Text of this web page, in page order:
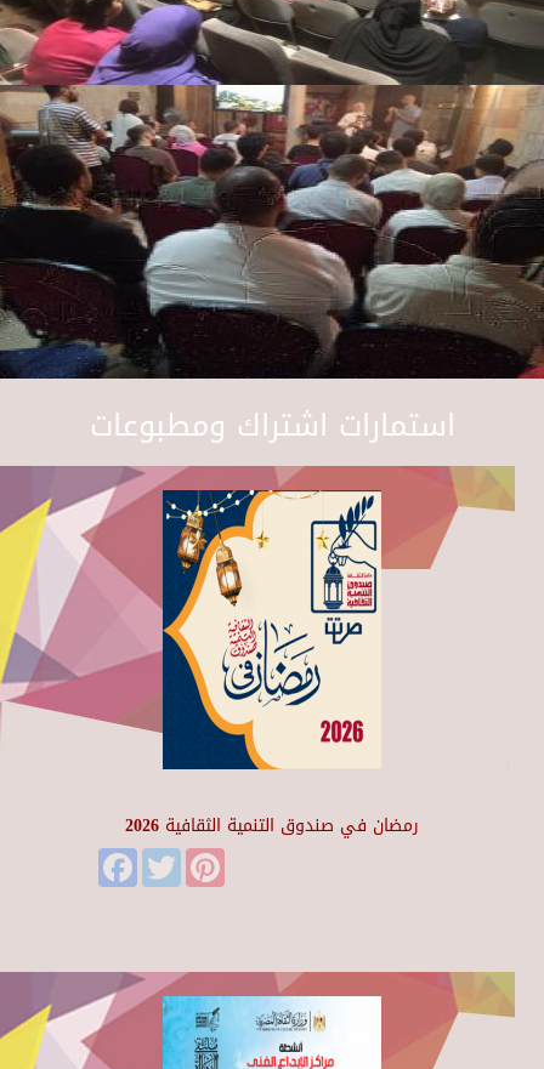
استمارات اشتراك ومطبوعات
رمضان في صندوق التنمية الثقافية 2026
FacebookTwitter